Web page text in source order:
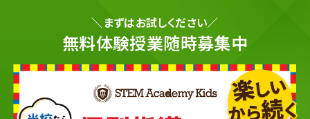
＼まずはお試しください／
無料体験授業随時募集中